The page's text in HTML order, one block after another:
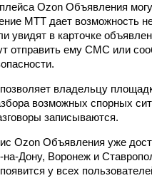
Ozon Объявления
МТТ дает возможность
увидят в карточке
отправить ему СМС или
владельцу
возможных спорных
записываются.
Ozon Объявления уже
на-Дону, Воронеж и
у всех